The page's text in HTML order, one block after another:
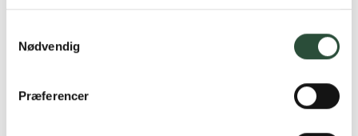
Nødvendig
Præferencer